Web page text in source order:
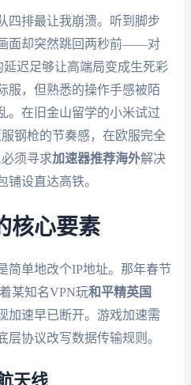
四排最让我崩溃。听到脚步
面却突然跳回两秒前——对
延迟足够让高端局变成生死彩
服，但熟悉的操作手感被陌
。在旧金山留学的小米试过
钢枪的节奏感，在欧服完全
须寻求加速器推荐海外解决
铺设直达高铁。
核心要素
简单地改个IP地址。那年春节
某知名VPN玩和平精英国
加速早已断开。游戏加速需
协议改写数据传输规则。
天线